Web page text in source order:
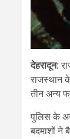
देहरादून:
राजस्थान
तीन अन्य
पुलिस के
बदमाशों ने